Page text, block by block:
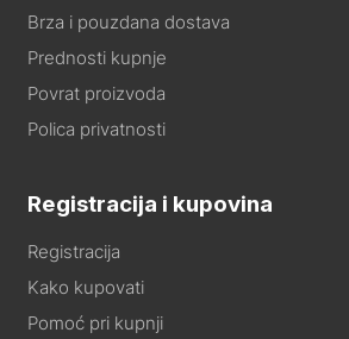
Brza i pouzdana dostava
Prednosti kupnje
Povrat proizvoda
Polica privatnosti
Registracija i kupovina
Registracija
Kako kupovati
Pomoć pri kupnji